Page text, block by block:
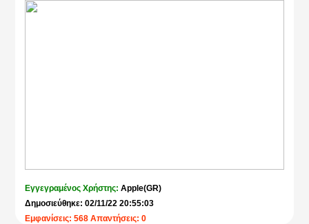
Εγγεγραμένος Χρήστης:Apple(GR)
Δημοσιεύθηκε: 02/11/22 20:55:03
Εμφανίσεις: 568 Απαντήσεις: 0